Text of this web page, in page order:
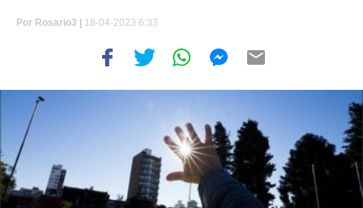
Por Rosario3 | 18-04-2023 6:33